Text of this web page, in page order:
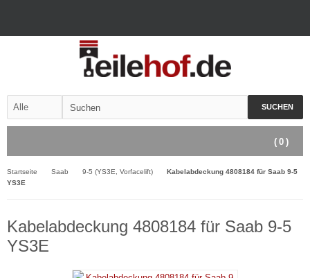
SUCHEN
( 0 )
Startseite Saab 9-5 (YS3E, Vorfacelift)
Kabelabdeckung 4808184 für Saab 9-5
YS3E
Kabelabdeckung 4808184 für Saab 9-5
YS3E